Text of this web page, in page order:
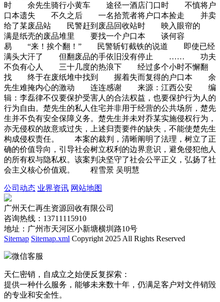
时 余先生骑行小黄车 途径一酒店门口时 不慎将户
口本遗失 不久之后 一名拾荒者将户口本捡走 并卖
给了某废品站 民警赶到废品回收站时 映入眼帘的
满是纸壳的废品堆里 要找一个户口本 谈何容
易 “来！挨个翻！” 民警斩钉截铁的说道 即使已经
满头大汗了 但翻废品的手依旧没有停止 …… 功夫
不负有心人 三十几度的热浪下 经过多个小时不懈翻
找 终于在废纸堆中找到 握着失而复得的户口本 余
先生难掩内心的激动 连连感谢 来源：江西公安 编
辑：李磊律不仅要保护受害人的合法权益，也要保护行为人的
行为自由。楚先生的私人住宅并非用于经营的公共场所，楚先
生并不负有安全保障义务。楚先生并未对乔某实施侵权行为，
亦无侵权的故意或过失，上述归责要件的缺失，不能使楚先生
构成侵权责任。 本案的裁判，清晰阐明了法理，树立了正
确的价值导向，引导社会树立权利的边界意识，避免侵犯他人
的所有权与隐私权。该案判决坚守了社会公平正义，弘扬了社
会主义核心价值观。 程雪景 吴明慧
公司动态 业界资讯 网站地图
广州天仁再生资源回收有限公司
咨询热线：13711115910
地址：广州市天河区小新塘横圳路10号
Sitemap Sitemap.xml Copyright 2025 All Rights Reserved
微信客服
天仁密销，自成立之始便反复探索：
提供一种什么服务，能够未来数十年，仍满足客户对文件销毁
的专业和安全性。